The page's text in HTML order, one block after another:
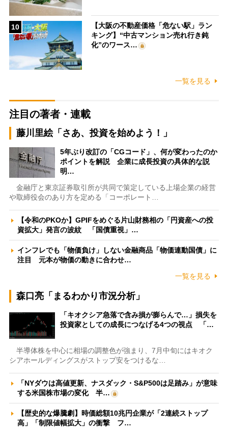
10
【大阪の不動産価格「危ない駅」ラン
キング】“中古マンション売れ行き鈍
化”のワース…
一覧を見る
注目の著者・連載
藤川里絵「さあ、投資を始めよう！」
5年ぶり改訂の「CGコード」、何が変わったのか
ポイントを解説 企業に成長投資の具体的な説
明…
金融庁と東京証券取引所が共同で策定している上場企業の経営
や取締役会のあり方を定める「コーポレート…
【令和のPKOか】GPIFをめぐる片山財務相の「円資産への投
資拡大」発言の波紋 「国債重視」…
インフレでも「物価負け」しない金融商品「物価連動国債」に
注目 元本が物価の動きに合わせ…
一覧を見る
森口亮「まるわかり市況分析」
「キオクシア急落で含み損が膨らんで…」損失を
投資家としての成長につなげる4つの視点 「…
半導体株を中心に相場の調整色が強まり、7月中旬にはキオク
シアホールディングスがストップ安をつけるな…
「NYダウは高値更新、ナスダック・S&P500は足踏み」が意味
する米国株市場の変化 半…
【歴史的な爆騰劇】時価総額10兆円企業が「2連続ストップ
高」「制限値幅拡大」の衝撃 フ…